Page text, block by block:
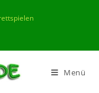
Menü